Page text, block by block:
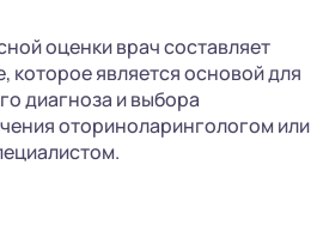
оценки врач составляет
которое является основой для
диагноза и выбора
оториноларингологом или